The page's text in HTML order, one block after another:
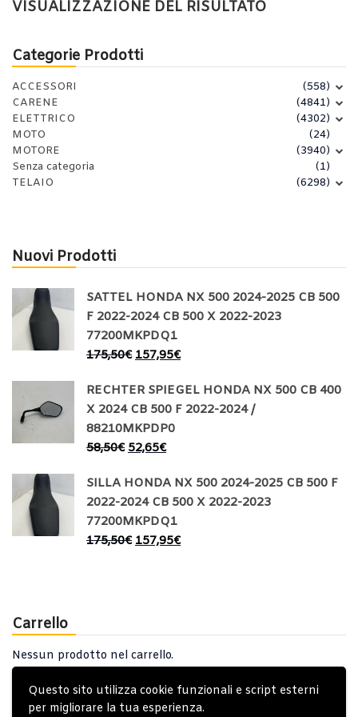
Questo sito utilizza cookie funzionali e script esterni
per migliorare la tua esperienza.
Categorie Prodotti
ACCESSORI
(558)
CARENE
(4841)
ELETTRICO
(4302)
MOTO
(24)
MOTORE
(3940)
Senza categoria
(1)
TELAIO
(6298)
Nuovi Prodotti
SATTEL HONDA NX 500 2024-2025 CB 500
F 2022-2024 CB 500 X 2022-2023
77200MKPDQ1
175,50€ 157,95€
RECHTER SPIEGEL HONDA NX 500 CB 400
X 2024 CB 500 F 2022-2024 /
88210MKPDP0
58,50€ 52,65€
SILLA HONDA NX 500 2024-2025 CB 500 F
2022-2024 CB 500 X 2022-2023
77200MKPDQ1
175,50€ 157,95€
Carrello
Nessun prodotto nel carrello.
VISUALIZZAZIONE DEL RISULTATO